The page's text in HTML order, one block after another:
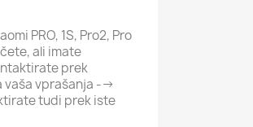
PRO, 1S, Pro2, Pro
ali imate
prek
vprašanja -->
tudi prek iste